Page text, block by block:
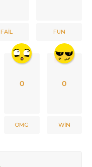
FAIL FUN
0
OMG
0
WIN